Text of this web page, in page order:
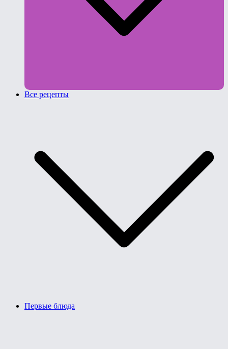
Все рецепты
Первые блюда